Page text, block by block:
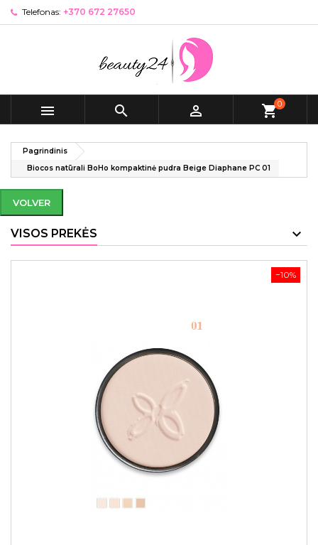
Telefonas: +370 672 27650
   shopping_cart0
Pagrindinis
Biocos natūrali BoHo kompaktinė pudra Beige Diaphane PC 01
VOLVER
VISOS PREKĖS
−10%